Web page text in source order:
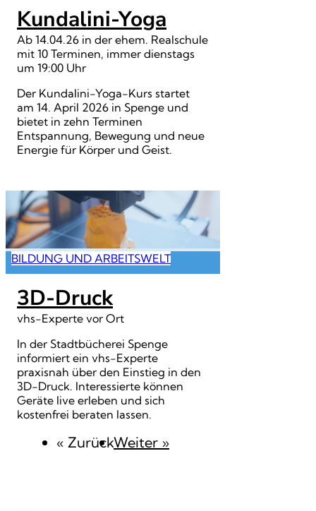
Kundalini-Yoga
Ab 14.04.26 in der ehem. Realschule
mit 10 Terminen, immer dienstags
um 19:00 Uhr
Der Kundalini-Yoga-Kurs startet
am 14. April 2026 in Spenge und
bietet in zehn Terminen
Entspannung, Bewegung und neue
Energie für Körper und Geist.
BILDUNG UND ARBEITSWELT
3D-Druck
vhs-Experte vor Ort
In der Stadtbücherei Spenge
informiert ein vhs-Experte
praxisnah über den Einstieg in den
3D-Druck. Interessierte können
Geräte live erleben und sich
kostenfrei beraten lassen.
« ZurückWeiter »